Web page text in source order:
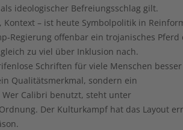
ideologischer Befreiungsschlag gilt.
– ist heute Symbolpolitik in
Regierung offenbar ein trojanisches Pferd
zu viel über Inklusion nach.
Schriften für viele Menschen besser
Qualitätsmerkmal, sondern ein
Wer Calibri benutzt, steht unter
Der Kulturkampf hat das Layout